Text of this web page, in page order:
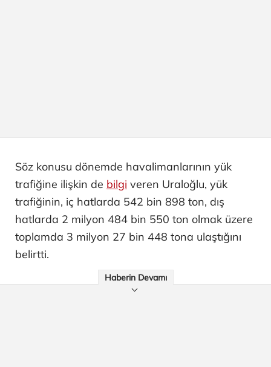
Söz konusu dönemde havalimanlarının yük
trafiğine ilişkin de bilgi veren Uraloğlu, yük
trafiğinin, iç hatlarda 542 bin 898 ton, dış
hatlarda 2 milyon 484 bin 550 ton olmak üzere
toplamda 3 milyon 27 bin 448 tona ulaştığını
belirtti.
Haberin Devamı